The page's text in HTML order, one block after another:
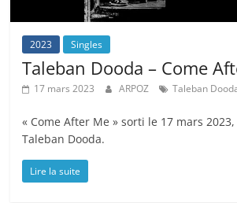
2023 Singles
Taleban Dooda – Come
17 mars 2023 ARPOZ Taleban
« Come After Me » sorti le 17 mars
Taleban Dooda.
Lire la suite